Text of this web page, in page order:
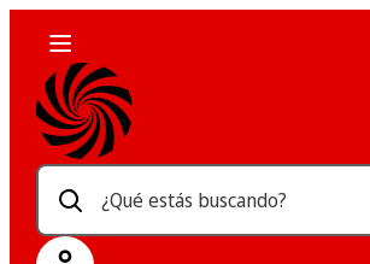
¿Qué estás buscando?